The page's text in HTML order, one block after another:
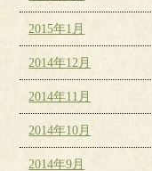
2015年1月
2014年12月
2014年11月
2014年10月
2014年9月